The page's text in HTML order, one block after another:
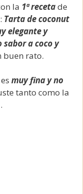
la 1ª recetade
Tarta de coconut
elegante y
a coco y
buen rato.
muy fina y no
tanto como la